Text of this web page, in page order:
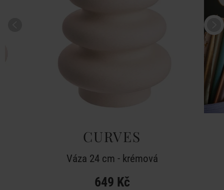
CURVES
Váza 24 cm - krémová
649 Kč